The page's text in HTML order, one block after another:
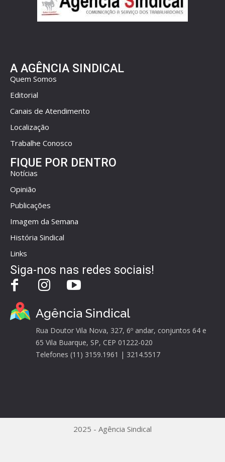
A AGÊNCIA SINDICAL
Quem Somos
Editorial
Canais de Atendimento
Localização
Trabalhe Conosco
FIQUE POR DENTRO
Notícias
Opinião
Publicações
Imagem da Semana
História Sindical
Links
Siga-nos nas redes sociais!
Agência Sindical
Rua Doutor Vila Nova, 327, 6º andar, conjuntos 64 e
65 Vila Buarque, SP, CEP 01222-020
Telefones (11) 3159.1961 | 3214.5517
2025 - Agência Sindical